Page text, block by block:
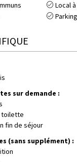
Local
sur demande :
toilette
fin de séjour
(sans supplément) :